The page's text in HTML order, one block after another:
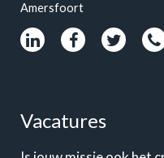
Amersfoort
Vacatures